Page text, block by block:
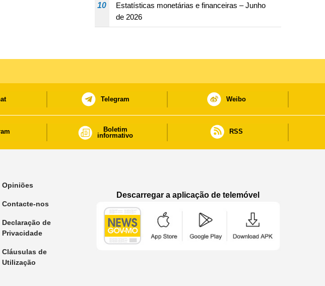
10
Estatísticas monetárias e financeiras – Junho
de 2026
Telegram Weibo
Boletim
informativo
RSS
Opiniões
Contacte-nos
Declaração de
Privacidade
Cláusulas de
Utilização
Descarregar a aplicação de telemóvel